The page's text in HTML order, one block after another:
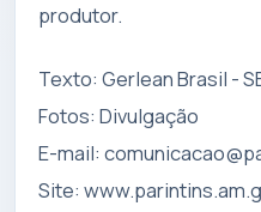
produtor.
​Texto: Gerlean Brasil -
Fotos: Divulgação
E-mail:
Site: